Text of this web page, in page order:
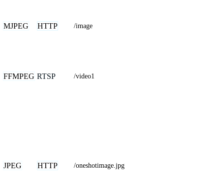
MJPEG HTTP /image
FFMPEG RTSP /video1
JPEG HTTP /oneshotimage.jpg